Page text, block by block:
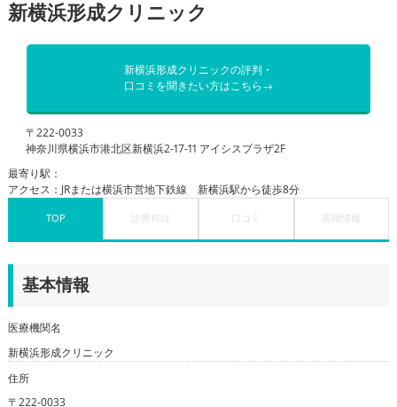
新横浜形成クリニック
新横浜形成クリニックの評判・
口コミを聞きたい方はこちら→
〒222-0033
神奈川県横浜市港北区新横浜2-17-11 アイシスプラザ2F
最寄り駅：
アクセス：JRまたは横浜市営地下鉄線 新横浜駅から徒歩8分
TOP 診療科目 口コミ 医師情報
基本情報
医療機関名
新横浜形成クリニック
住所
〒222-0033